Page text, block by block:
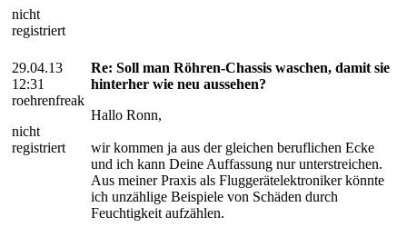
nicht
registriert
29.04.13
12:31
roehrenfreak
nicht
registriert
Re: Soll man Röhren-Chassis waschen, damit sie
hinterher wie neu aussehen?
Hallo Ronn,
wir kommen ja aus der gleichen beruflichen Ecke
und ich kann Deine Auffassung nur unterstreichen.
Aus meiner Praxis als Fluggerätelektroniker könnte
ich unzählige Beispiele von Schäden durch
Feuchtigkeit aufzählen.